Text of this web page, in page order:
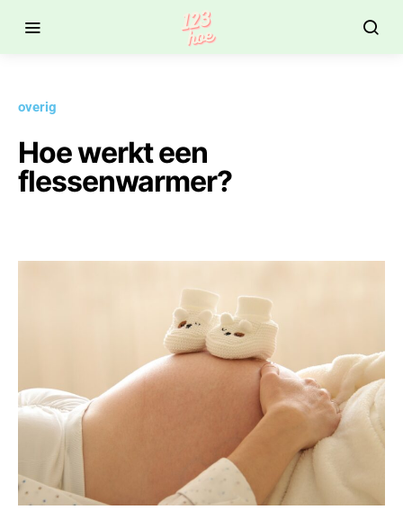
overig
Hoe werkt een
flessenwarmer?